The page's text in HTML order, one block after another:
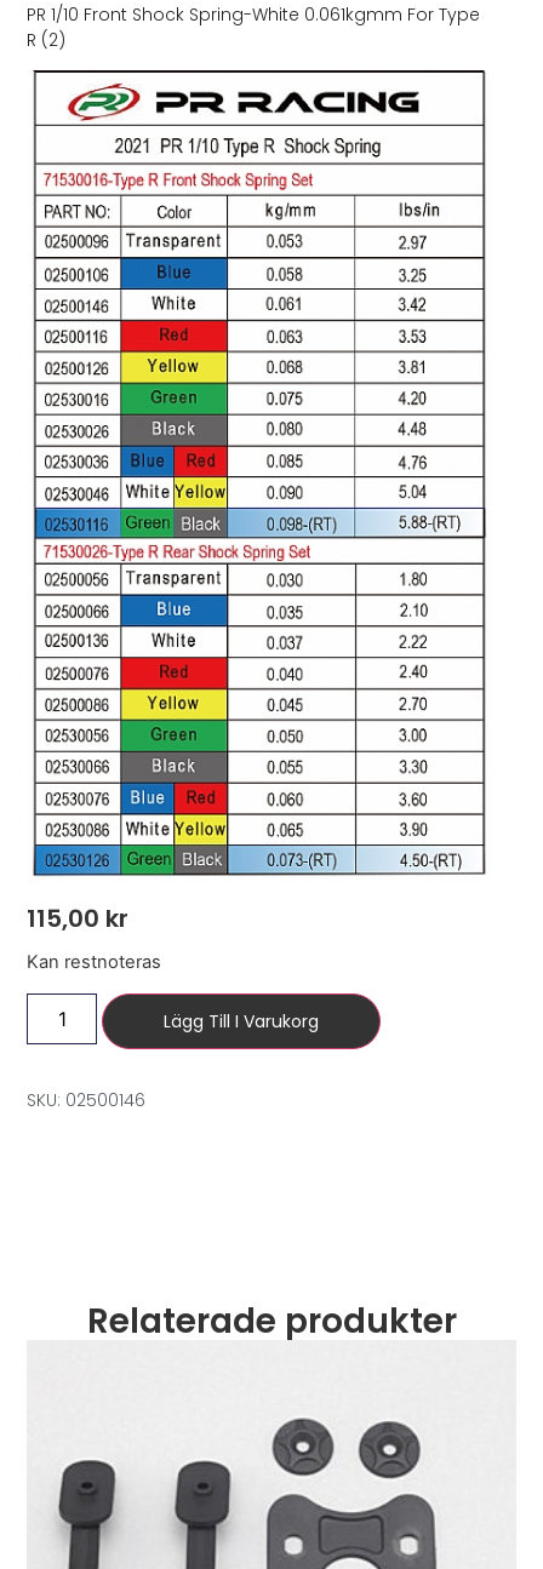
PR 1/10 Front Shock Spring-White 0.061kgmm For Type
R (2)
115,00 kr
Kan restnoteras
Lägg Till I Varukorg
SKU: 02500146
Relaterade produkter